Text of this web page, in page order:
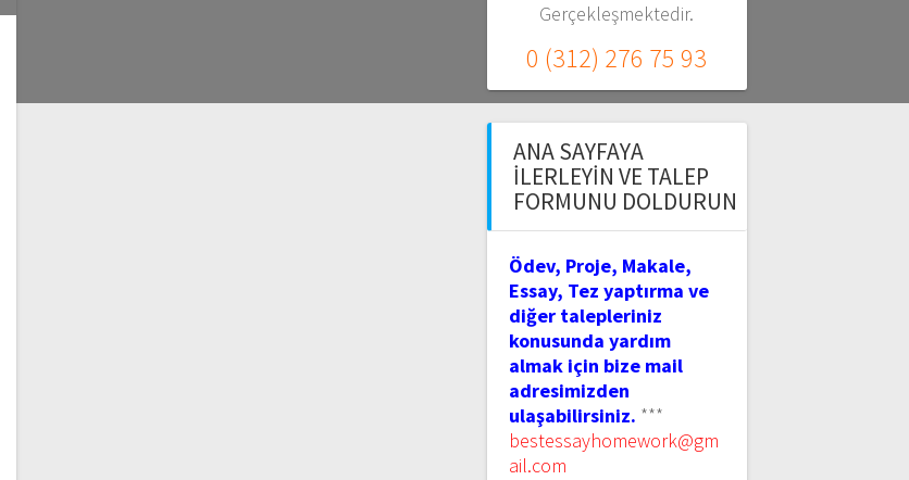
Gerçekleşmektedir.
0 (312) 276 75 93
ANA SAYFAYA
İLERLEYIN VE TALEP
FORMUNU DOLDURUN
Ödev, Proje, Makale,
Essay, Tez yaptırma ve
diğer talepleriniz
konusunda yardım
almak için bize mail
adresimizden
ulaşabilirsiniz. ***
bestessayhomework@gm
ail.com